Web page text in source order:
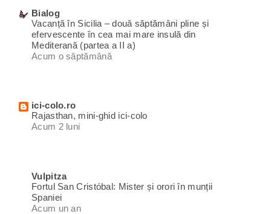
Bialog
Vacanță în Sicilia – două săptămâni pline și
efervescente în cea mai mare insulă din
Mediterană (partea a II a)
Acum o săptămână
ici-colo.ro
Rajasthan, mini-ghid ici-colo
Acum 2 luni
Vulpitza
Fortul San Cristóbal: Mister și orori în munții
Spaniei
Acum un an